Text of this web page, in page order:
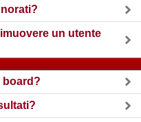
un utente
board?